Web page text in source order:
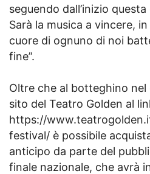
seguendo dall’inizio
Sarà la musica a vincere,
cuore di ognuno di noi
fine”.
Oltre che al botteghino nel
sito del Teatro Golden al
https://
festival/ è possibile
anticipo da parte del
finale nazionale, che avrà